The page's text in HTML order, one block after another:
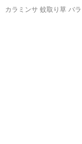
カラミンサ 蚊取り草 バ